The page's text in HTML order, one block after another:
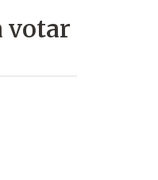
votar